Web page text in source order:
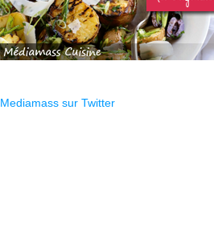
Mediamass sur Twitter